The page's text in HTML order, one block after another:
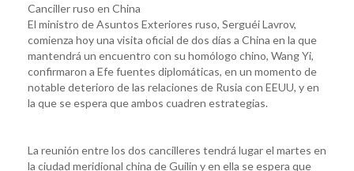
Canciller ruso en China
El ministro de Asuntos Exteriores ruso, Serguéi Lavrov,
comienza hoy una visita oficial de dos días a China en la que
mantendrá un encuentro con su homólogo chino, Wang Yi,
confirmaron a Efe fuentes diplomáticas, en un momento de
notable deterioro de las relaciones de Rusia con EEUU, y en
la que se espera que ambos cuadren estrategias.
La reunión entre los dos cancilleres tendrá lugar el martes en
la ciudad meridional china de Guilin y en ella se espera que